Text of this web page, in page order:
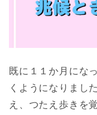
既に１１か月にな
くようになりまし
え、つたえ歩きを